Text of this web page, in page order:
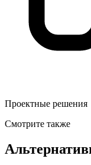
Проектные решения
Смотрите также